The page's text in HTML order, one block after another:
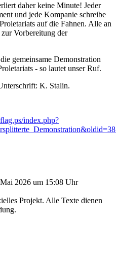
daher keine Minute! Jeder
und jede Kompanie schreibe
auf die Fahnen. Alle an
Vorbereitung der
gemeinsame Demonstration
- so lautet unser Ruf.
K. Stalin.
index.php?
2026 um 15:08 Uhr
Projekt. Alle Texte dienen